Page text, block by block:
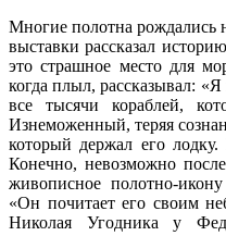
Многие полотна рождались
выставки рассказал
это страшное место для
когда плыл, рассказывал:
все тысячи кораблей,
Изнеможенный, теряя
который держал его
Конечно, невозможно
живописное полотно-
«Он почитает его своим
Николая Угодника у